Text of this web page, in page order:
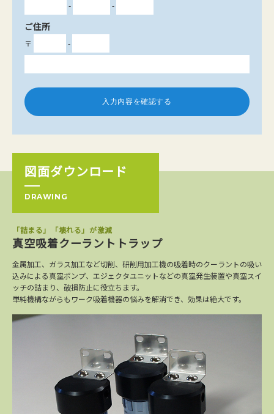
- -
ご住所
〒 -
図面ダウンロード
DRAWING
「詰まる」「壊れる」が激減
真空吸着クーラントトラップ
金属加工、ガラス加工など切削、研削用加工機の吸着時のクーラントの吸い
込みによる真空ポンプ、エジェクタユニットなどの真空発生装置や真空スイ
ッチの詰まり、破損防止に役立ちます。
単純機構ながらもワーク吸着機器の悩みを解消でき、効果は絶大です。